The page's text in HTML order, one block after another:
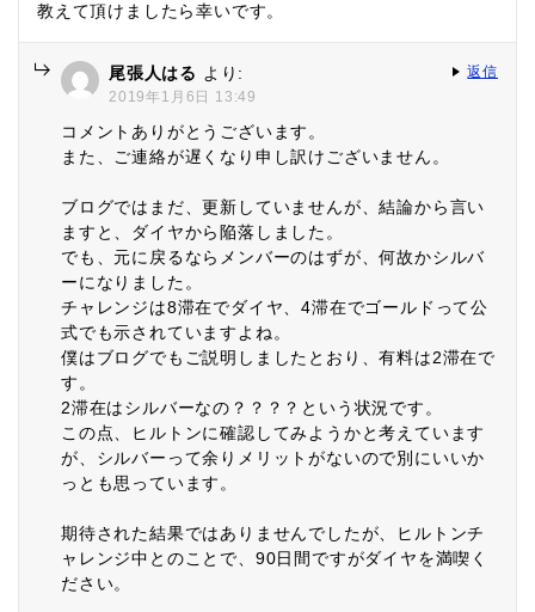
教えて頂けましたら幸いです。
尾張人はる より:
2019年1月6日 13:49
コメントありがとうございます。
また、ご連絡が遅くなり申し訳けございません。
ブログではまだ、更新していませんが、結論から言い
ますと、ダイヤから陥落しました。
でも、元に戻るならメンバーのはずが、何故かシルバ
ーになりました。
チャレンジは8滞在でダイヤ、4滞在でゴールドって公
式でも示されていますよね。
僕はブログでもご説明しましたとおり、有料は2滞在で
す。
2滞在はシルバーなの？？？？という状況です。
この点、ヒルトンに確認してみようかと考えています
が、シルバーって余りメリットがないので別にいいか
っとも思っています。
期待された結果ではありませんでしたが、ヒルトンチ
ャレンジ中とのことで、90日間ですがダイヤを満喫く
ださい。
返信